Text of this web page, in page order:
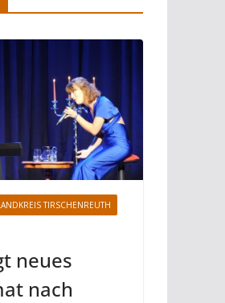
TIRSCHENREUTH
neues
nach